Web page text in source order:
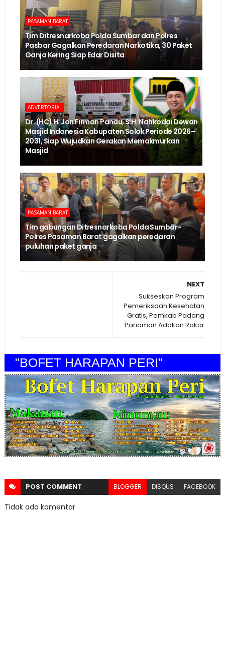
PASAMAN BARAT
Tim Ditresnarkoba Polda Sumbar dan Polres
Pasbar Gagalkan Peredaran Narkotika, 30 Paket
Ganja Kering Siap Edar Disita
ADVERTORIAL
Dr. (HC) H. Jon Firman Pandu, S.H. Nahkodai Dewan
Masjid Indonesia Kabupaten Solok Periode 2026–
2031, Siap Wujudkan Gerakan Memakmurkan
Masjid
PASAMAN BARAT
Tim gabungan Ditresnarkoba Polda Sumbar-
Polres Pasaman Barat gagalkan peredaran
puluhan paket ganja
NEXT
Sukseskan Program
Pemeriksaan Kesehatan
Gratis, Pemkab Padang
Pariaman Adakan Rakor
"BOFET HARAPAN PERI"
POST COMMENT BLOGGER DISQUS FACEBOOK
Tidak ada komentar